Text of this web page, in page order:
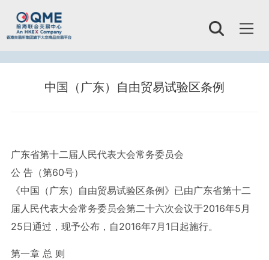
Toggle
中国（广东）自由贸易试验区条例
广东省第十二届人民代表大会常务委员会
公 告（第60号）
《中国（广东）自由贸易试验区条例》已由广东省第十二
届人民代表大会常务委员会第二十六次会议于2016年5月
25日通过，现予公布，自2016年7月1日起施行。
第一章 总 则